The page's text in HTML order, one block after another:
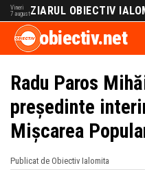
Vineri
7 augustZIARUL OBIECTIV
obiectiv.net
Radu Paros
președinte
Mișcarea
Publicat de Obiectiv Ialomita